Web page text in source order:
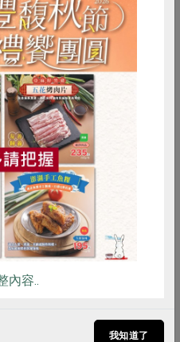
放牧方式的人道飼養，也將
，改成非基改等級，支持非
蛋破損、產能降低風險，卻
間。母雞產蛋六週前便開始
維生素、礦物質和胺基酸等
用藥物、不靠斷食強迫雞隻
料。
食譜 減硝酸鹽
同購買
內容..
我知道了